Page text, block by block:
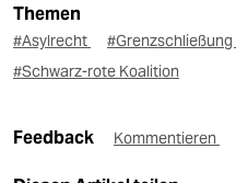
Themen
#Asylrecht #Grenzschließung
#Schwarz-rote Koalition
Feedback Kommentieren